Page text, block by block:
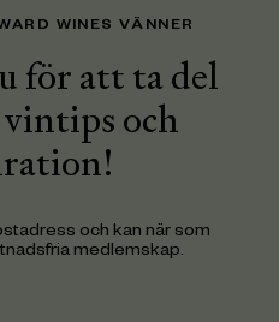
WINES VÄNNER
för att ta del
och
och kan när som
medlemskap.